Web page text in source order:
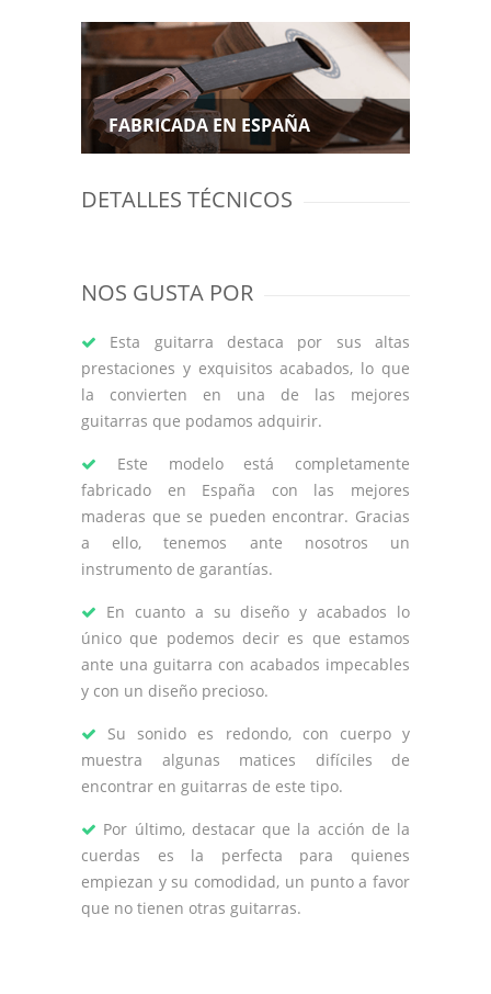
FABRICADA EN ESPAÑA
DETALLES TÉCNICOS
NOS GUSTA POR
Esta guitarra destaca por sus altas
prestaciones y exquisitos acabados, lo que
la convierten en una de las mejores
guitarras que podamos adquirir.
Este modelo está completamente
fabricado en España con las mejores
maderas que se pueden encontrar. Gracias
a ello, tenemos ante nosotros un
instrumento de garantías.
En cuanto a su diseño y acabados lo
único que podemos decir es que estamos
ante una guitarra con acabados impecables
y con un diseño precioso.
Su sonido es redondo, con cuerpo y
muestra algunas matices difíciles de
encontrar en guitarras de este tipo.
Por último, destacar que la acción de la
cuerdas es la perfecta para quienes
empiezan y su comodidad, un punto a favor
que no tienen otras guitarras.